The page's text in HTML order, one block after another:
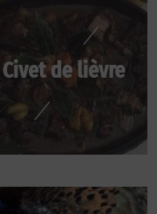
Civet de lièvre